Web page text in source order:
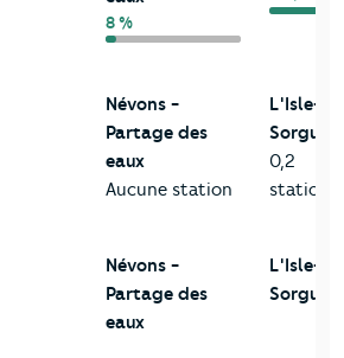
8 %
Névons -
Partage des
eaux
Aucune station
L'Isle-
Sorgue
0,2
station/
Névons -
Partage des
eaux
L'Isle-
Sorgue